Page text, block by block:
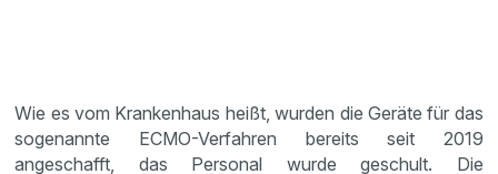
Wie es vom Krankenhaus heißt, wurden die Geräte für das
sogenannte ECMO-Verfahren bereits seit 2019
angeschafft, das Personal wurde geschult. Die